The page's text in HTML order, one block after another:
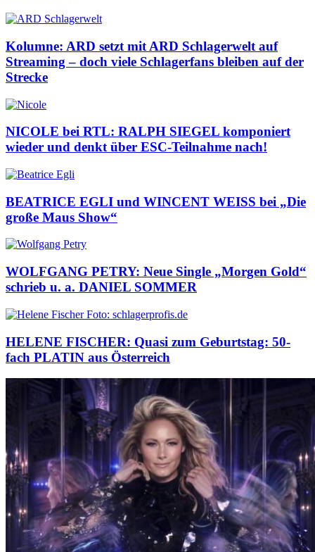
Kolumne: ARD setzt mit ARD Schlagerwelt auf
Streaming – doch viele Schlagerfans bleiben auf der
Strecke
NICOLE bei RTL: RALPH SIEGEL komponiert
wieder und denkt über ESC-Teilnahme nach!
BEATRICE EGLI und WINCENT WEISS bei „Die
große Maus Show“
WOLFGANG PETRY: Neue Single „Morgen Gold“
schrieb u. a. DANIEL SOMMER
HELENE FISCHER: Quasi zum Geburtstag: 50-
fach PLATIN aus Österreich